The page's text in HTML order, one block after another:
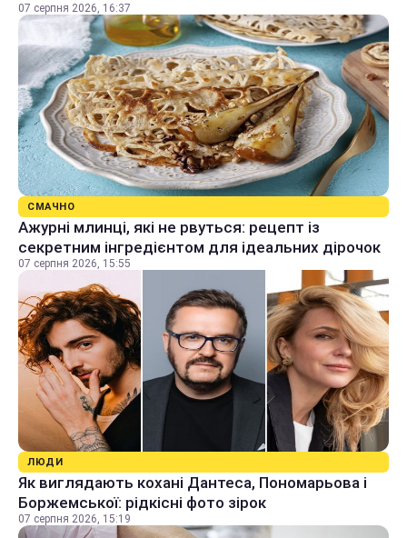
07 серпня 2026, 16:37
СМАЧНО
Ажурні млинці, які не рвуться: рецепт із
секретним інгредієнтом для ідеальних дірочок
07 серпня 2026, 15:55
ЛЮДИ
Як виглядають кохані Дантеса, Пономарьова і
Боржемської: рідкісні фото зірок
07 серпня 2026, 15:19